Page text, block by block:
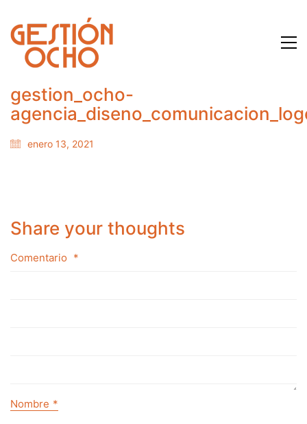
gestion_ocho-
enero 13, 2021
Share your thoughts
Comentario *
Nombre *